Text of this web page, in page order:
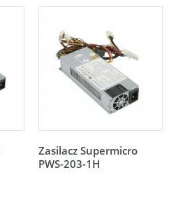
Zasilacz Supermicro
PWS-203-1H